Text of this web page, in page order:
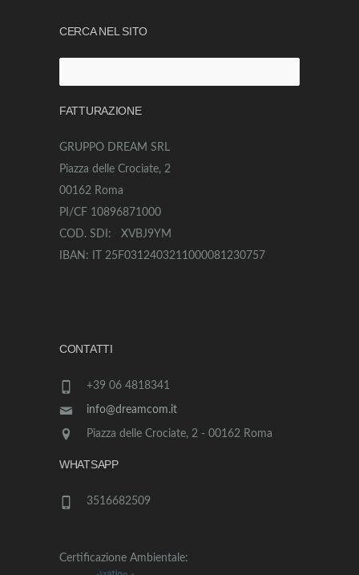
CERCA NEL SITO
per:
FATTURAZIONE
GRUPPO DREAM SRL
Piazza delle Crociate, 2
00162 Roma
PI/CF 10896871000
COD. SDI: XVBJ9YM
IBAN: IT 25F0312403211000081230757
CONTATTI
+39 06 4818341
info@dreamcom.it
Piazza delle Crociate, 2 - 00162 Roma
WHATSAPP
3516682509
Certificazione Ambientale: